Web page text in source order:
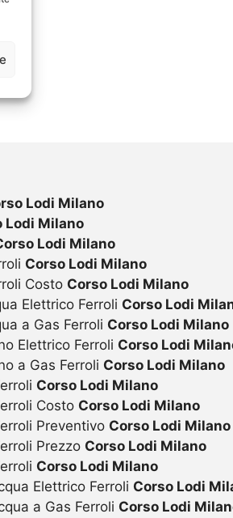
Lodi Milano
Lodi Milano
Lodi Milano
Corso Lodi Milano
Costo Corso Lodi Milano
Elettrico Ferroli Corso Lodi
a Gas Ferroli Corso Lodi Milano
Elettrico Ferroli Corso Lodi
a Gas Ferroli Corso Lodi Milano
Corso Lodi Milano
Costo Corso Lodi Milano
Preventivo Corso Lodi Milano
Prezzo Corso Lodi Milano
Corso Lodi Milano
Elettrico Ferroli Corso Lodi
a Gas Ferroli Corso Lodi